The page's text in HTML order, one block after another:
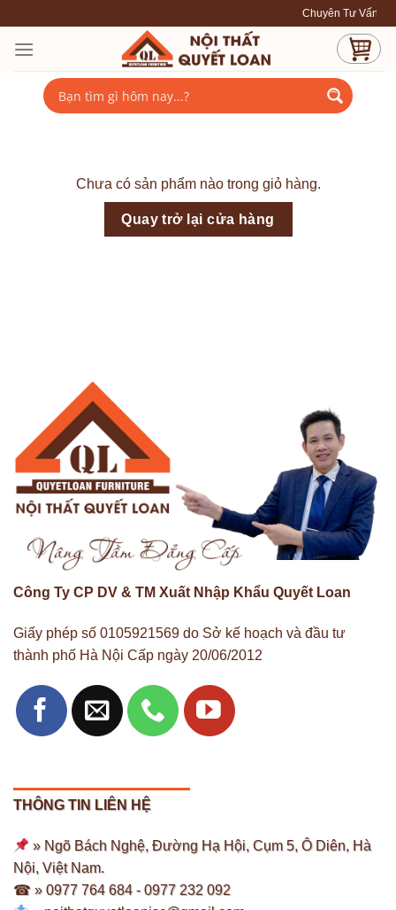
content
Chuyên Tư Vấn -
Chưa có sản phẩm nào trong giỏ hàng.
Quay trở lại cửa hàng
Công Ty CP DV & TM Xuất Nhập Khẩu Quyết Loan
Giấy phép số 0105921569 do Sở kế hoạch và đầu tư
thành phố Hà Nội Cấp ngày 20/06/2012
THÔNG TIN LIÊN HỆ
» Ngõ Bách Nghệ, Đường Hạ Hội, Cụm 5, Ô Diên, Hà
Nội, Việt Nam.
☎ » 0977 764 684 -0977 232 092